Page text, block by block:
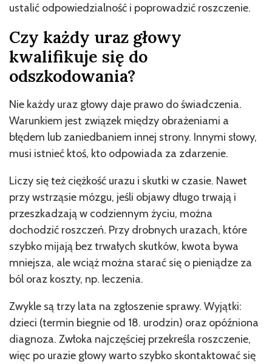
ustalić odpowiedzialność i poprowadzić roszczenie.
Czy każdy uraz głowy
kwalifikuje się do
odszkodowania?
Nie każdy uraz głowy daje prawo do świadczenia.
Warunkiem jest związek między obrażeniami a
błędem lub zaniedbaniem innej strony. Innymi słowy,
musi istnieć ktoś, kto odpowiada za zdarzenie.
Liczy się też ciężkość urazu i skutki w czasie. Nawet
przy wstrząsie mózgu, jeśli objawy długo trwają i
przeszkadzają w codziennym życiu, można
dochodzić roszczeń. Przy drobnych urazach, które
szybko mijają bez trwałych skutków, kwota bywa
mniejsza, ale wciąż można starać się o pieniądze za
ból oraz koszty, np. leczenia.
Zwykle są trzy lata na zgłoszenie sprawy. Wyjątki:
dzieci (termin biegnie od 18. urodzin) oraz opóźniona
diagnoza. Zwłoka najczęściej przekreśla roszczenie,
więc po urazie głowy warto szybko skontaktować się